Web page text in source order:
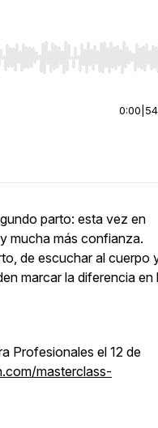
End to jump to start or
0:00
parto: esta vez en
mucha más confianza.
de escuchar al cuerpo
marcar la diferencia en
Profesionales el 12 de
masterclass-